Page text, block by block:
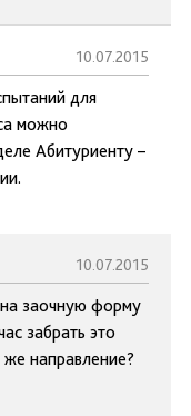
10.07.2015
для
можно
Абитуриенту –
10.07.2015
на заочную форму
забрать это
направление?